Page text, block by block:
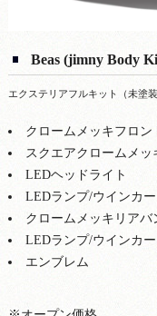
Beas (jimny Body
エクステリアフルキット（未塗装
クロームメッキフロン
スクエアクロームメッ
LEDヘッドライト
LEDランプ/ウインカー
クロームメッキリアバ
LEDランプ/ウインカー
エンブレム